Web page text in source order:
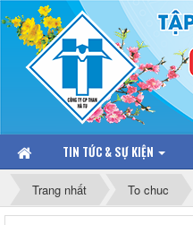
TIN TỨC & SỰ KIỆN
Trang nhất To chuc